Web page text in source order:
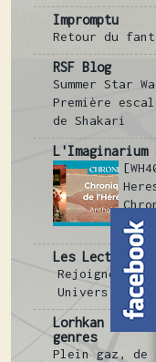
Impromptu
Retour du
RSF Blog
Summer Star
Première
de Shakari
Les Lectures
Rejoignez-moi
Univers
Lorhkan et les
genres
Plein gaz, de